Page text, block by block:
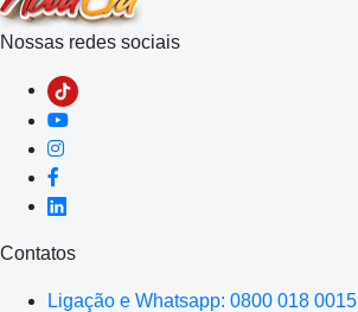
Nossas redes sociais
Contatos
Ligação e Whatsapp: 0800 018 0015